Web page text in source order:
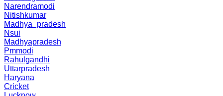
Narendramodi
Nitishkumar
Madhya_pradesh
Nsui
Madhyapradesh
Pmmodi
Rahulgandhi
Uttarpradesh
Haryana
Cricket